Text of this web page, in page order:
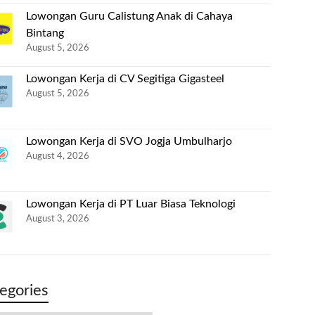
Lowongan Guru Calistung Anak di Cahaya
Bintang
August 5, 2026
Lowongan Kerja di CV Segitiga Gigasteel
August 5, 2026
Lowongan Kerja di SVO Jogja Umbulharjo
August 4, 2026
Lowongan Kerja di PT Luar Biasa Teknologi
August 3, 2026